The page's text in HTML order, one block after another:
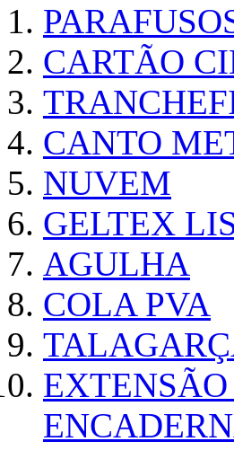
CARTÃO
CANTO
NUVEM
GELTEX
AGULHA
COLA PVA